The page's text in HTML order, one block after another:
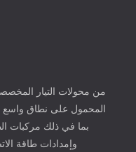
بما في ذلك مركبات
وإمدادات طاقة